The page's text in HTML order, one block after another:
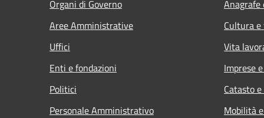
Organi di Governo
Aree Amministrative
Uffici
Enti e fondazioni
Politici
Personale Amministrativo
Cultura
Vita
Imprese
Catasto
Mobilità